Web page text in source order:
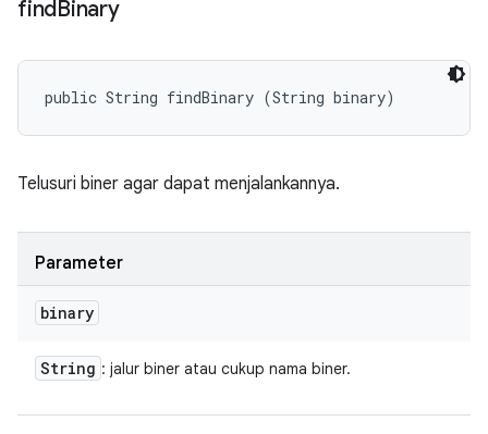
findBinary
public String findBinary (String binary)
Telusuri biner agar dapat menjalankannya.
Parameter
binary
String : jalur biner atau cukup nama biner.